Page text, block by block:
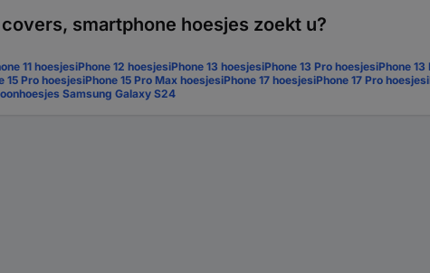
smartphone hoesjes zoekt u?
11 hoesjesiPhone 12 hoesjesiPhone 13 hoesjesiPhone 13 Pro hoesjesiPhone 13
15 Pro hoesjesiPhone 15 Pro Max hoesjesiPhone 17 hoesjesiPhone 17 Pro hoesjes
Samsung Galaxy S24